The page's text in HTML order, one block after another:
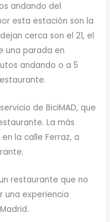
andando del
esta estación son la
cerca son el 21, el
una parada en
andando o a 5
de BiciMAD, que
La más
la calle Ferraz, a
restaurante que no
una experiencia